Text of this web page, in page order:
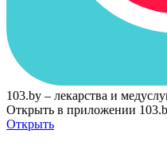
103.by – лекарства и
Открыть в приложении
Открыть